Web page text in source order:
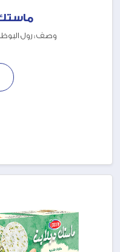
ماستك
وصف : رول